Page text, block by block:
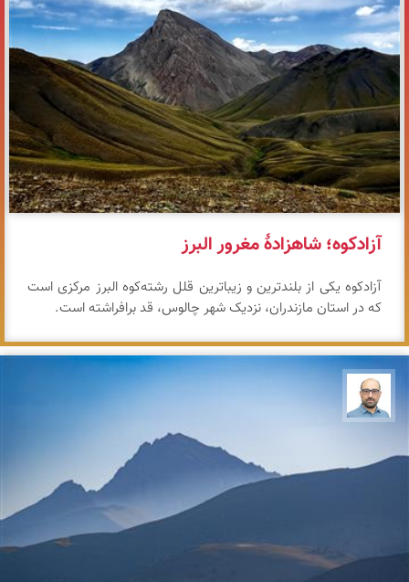
آزادکوه؛ شاهزادهٔ مغرور البرز
آزادکوه یکی از بلندترین و زیباترین قلل رشته‌کوه البرز مرکزی است
که در استان مازندران، نزدیک شهر چالوس، قد برافراشته است.